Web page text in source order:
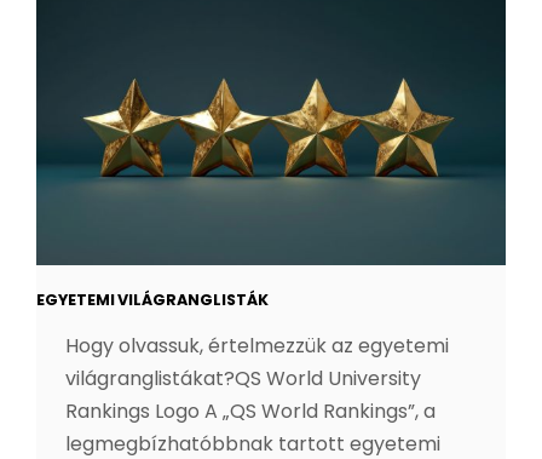
EGYETEMI VILÁGRANGLISTÁK
Hogy olvassuk, értelmezzük az egyetemi
világranglistákat?QS World University
Rankings Logo A „QS World Rankings”, a
legmegbízhatóbbnak tartott egyetemi